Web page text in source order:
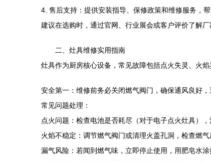
4. 售后支持：提供安装指导、保修政策和维修服务，帮
建议在选购时，通过官网、行业展会或客户评价了解
二、灶具维修实用指南
灶具作为厨房核心设备，常见故障包括点火失灵、火
安全第一：维修前务必关闭燃气阀门，确保通风良好
常见问题处理：
点火问题：检查电池是否耗尽（对于电子点火灶具）
火焰不稳定：调节燃气阀门或清理火盖孔洞，检查燃气
漏气风险：若闻到燃气味，立即停止使用，用肥皂水